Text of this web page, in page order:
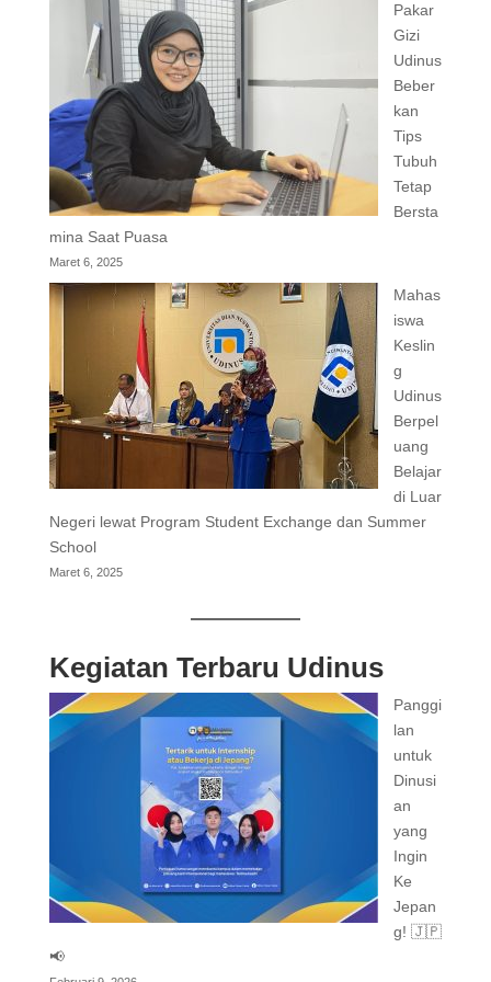
Pakar
Gizi
Udinus
Beber
kan
Tips
Tubuh
Tetap
Bersta
mina Saat Puasa
Maret 6, 2025
Mahas
iswa
Keslin
g
Udinus
Berpel
uang
Belajar
di Luar
Negeri lewat Program Student Exchange dan Summer
School
Maret 6, 2025
Kegiatan Terbaru Udinus
Panggi
lan
untuk
Dinusi
an
yang
Ingin
Ke
Jepan
g! 🇯🇵
📢